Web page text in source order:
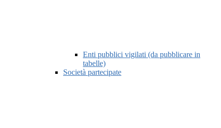
Enti pubblici vigilati (da pubblicare in
tabelle)
Società partecipate